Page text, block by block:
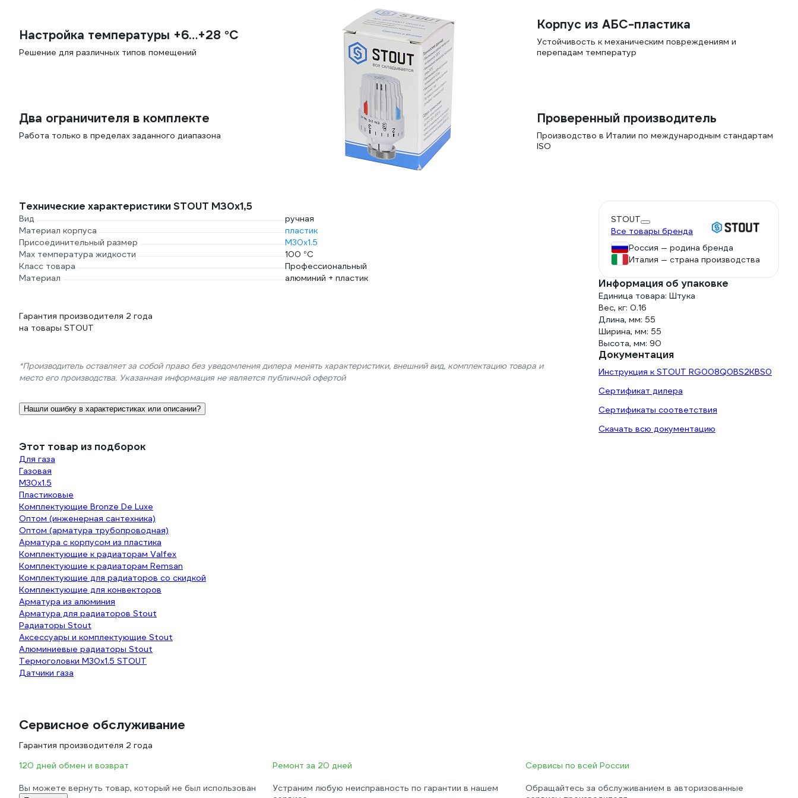
Настройка температуры +6…+28 °С
Решение для различных типов помещений
Два ограничителя в комплекте
Работа только в пределах заданного диапазона
Корпус из АБС-пластика
Устойчивость к механическим повреждениям и
перепадам температур
Проверенный производитель
Производство в Италии по международным стандартам
ISO
Технические характеристики STOUT M30x1,5
Вид
ручная
Материал корпуса
пластик
Присоединительный размер
М30х1.5
Max температура жидкости
100 °С
Класс товара
Профессиональный
Материал
алюминий + пластик
Гарантия производителя 2 года
на товары STOUT
*Производитель оставляет за собой право без уведомления дилера менять характеристики, внешний вид, комплектацию товара и
место его производства. Указанная информация не является публичной офертой
Нашли ошибку в характеристиках или описании?
STOUT
Все товары бренда
Россия — родина бренда
Италия — страна производства
Информация об упаковке
Единица товара: Штука
Вес, кг: 0.16
Длина, мм: 55
Ширина, мм: 55
Высота, мм: 90
Документация
Инструкция к STOUT RG008Q0BS2KBS0
Сертификат дилера
Сертификаты соответствия
Скачать всю документацию
Этот товар из подборок
Для газа
Газовая
М30х1.5
Пластиковые
Комплектующие Bronze De Luxe
Оптом (инженерная сантехника)
Оптом (арматура трубопроводная)
Арматура с корпусом из пластика
Комплектующие к радиаторам Valfex
Комплектующие к радиаторам Remsan
Комплектующие для радиаторов со скидкой
Комплектующие для конвекторов
Арматура из алюминия
Арматура для радиаторов Stout
Радиаторы Stout
Аксессуары и комплектующие Stout
Алюминиевые радиаторы Stout
Термоголовки М30х1.5 STOUT
Датчики газа
Сервисное обслуживание
Гарантия производителя 2 года
120 дней обмен и возврат
Вы можете вернуть товар, который не был использован
Ремонт за 20 дней
Устраним любую неисправность по гарантии в нашем
Сервисы по всей России
Обращайтесь за обслуживанием в авторизованные